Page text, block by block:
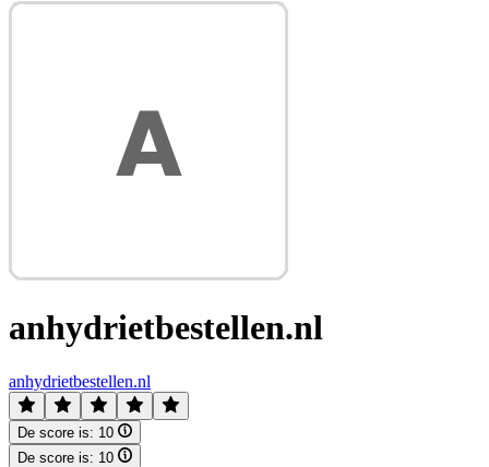
anhydrietbestellen.nl
anhydrietbestellen.nl
De score is: 10
De score is: 10